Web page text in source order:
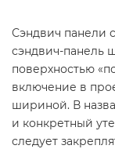
Сэндвич панели
сэндвич-панель
поверхностью
включение в
шириной. В
и конкретный
следует